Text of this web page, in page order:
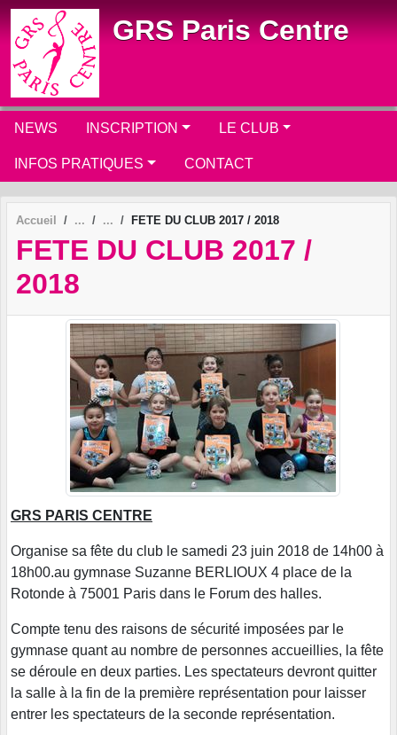
GRS Paris Centre
NEWS INSCRIPTION LE CLUB
INFOS PRATIQUES CONTACT
Accueil FETE DU CLUB 2017 / 2018
FETE DU CLUB 2017 /
2018
GRS PARIS CENTRE
Organise sa fête du club le samedi 23 juin 2018 de 14h00 à
18h00.au gymnase Suzanne BERLIOUX 4 place de la
Rotonde à 75001 Paris dans le Forum des halles.
Compte tenu des raisons de sécurité imposées par le
gymnase quant au nombre de personnes accueillies, la fête
se déroule en deux parties. Les spectateurs devront quitter
la salle à la fin de la première représentation pour laisser
entrer les spectateurs de la seconde représentation.
Panneau de gestion des cookies